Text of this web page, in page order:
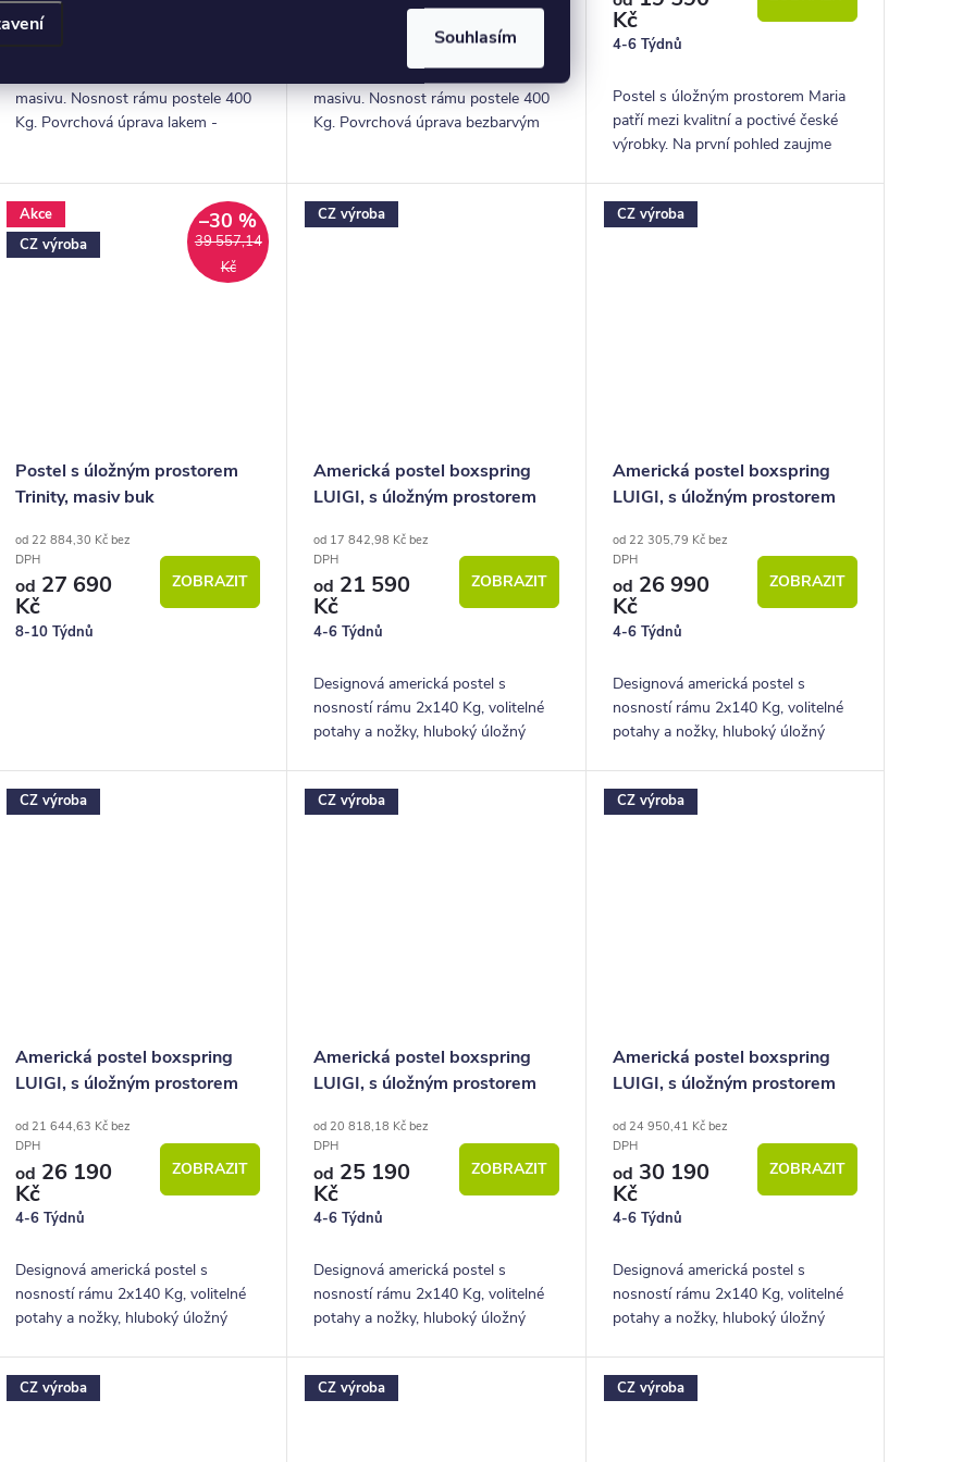
Souhlasím
10-12 Týdnů
masivu. Nosnost rámu postele 400
Kg. Povrchová úprava lakem -
Dřevěná postel z 4 cm bukového
masivu. Nosnost rámu postele 400
Kg. Povrchová úprava bezbarvým
Kč
4-6 Týdnů
Postel s úložným prostorem Maria
patří mezi kvalitní a poctivé české
výrobky. Na první pohled zaujme
pístových...
Akce
CZ výroba
39 557,14
Kč
–30 %
Postel s úložným prostorem
Trinity, masiv buk
od 22 884,30 Kč bez
DPH
od 27 690
Kč
8-10 Týdnů
ZOBRAZIT
CZ výroba
Americká postel boxspring
LUIGI, s úložným prostorem
od 17 842,98 Kč bez
DPH
od 21 590
Kč
4-6 Týdnů
ZOBRAZIT
Designová americká postel s
nosností rámu 2x140 Kg, volitelné
potahy a nožky, hluboký úložný
CZ výroba
Americká postel boxspring
LUIGI, s úložným prostorem
od 22 305,79 Kč bez
DPH
od 26 990
Kč
4-6 Týdnů
ZOBRAZIT
Designová americká postel s
nosností rámu 2x140 Kg, volitelné
potahy a nožky, hluboký úložný
CZ výroba
Americká postel boxspring
LUIGI, s úložným prostorem
od 21 644,63 Kč bez
DPH
od 26 190
Kč
4-6 Týdnů
ZOBRAZIT
Designová americká postel s
nosností rámu 2x140 Kg, volitelné
potahy a nožky, hluboký úložný
CZ výroba
Americká postel boxspring
LUIGI, s úložným prostorem
od 20 818,18 Kč bez
DPH
od 25 190
Kč
4-6 Týdnů
ZOBRAZIT
Designová americká postel s
nosností rámu 2x140 Kg, volitelné
potahy a nožky, hluboký úložný
CZ výroba
Americká postel boxspring
LUIGI, s úložným prostorem
od 24 950,41 Kč bez
DPH
od 30 190
Kč
4-6 Týdnů
ZOBRAZIT
Designová americká postel s
nosností rámu 2x140 Kg, volitelné
potahy a nožky, hluboký úložný
CZ výroba CZ výroba CZ výroba